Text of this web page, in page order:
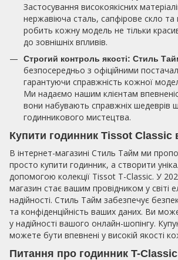
Застосування високоякісних
нержавіюча сталь, сапфірове скло та
робить кожну модель не тільки
до зовнішніх впливів.
Строгий контроль якості: Стиль
безпосередньо з офіційними
гарантуючи справжність кожної
Ми надаємо нашим клієнтам
вони набувають справжніх шедеврів
годинникового мистецтва.
Купити годинник Tissot Classic в
В інтернет-магазині Стиль Тайм ми
просто купити годинник, а створити
допомогою колекції Tissot T-Classic. У
магазин стає вашим провідником у світі
надійності. Стиль Тайм забезпечує
та конфіденційність ваших даних. Ви
у надійності вашого онлайн-шопінгу.
можете бути впевнені у високій якості
Питання про годинник T-Classic